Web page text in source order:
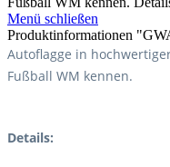
Menü schließen
Produktinformationen
Autoflagge in
Fußball WM kennen.
Details: